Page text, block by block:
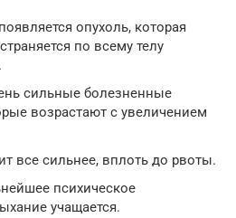
опухоль, которая
по всему телу
сильные болезненные
возрастают с увеличением
все сильнее, вплоть до рвоты.
психическое
учащается.